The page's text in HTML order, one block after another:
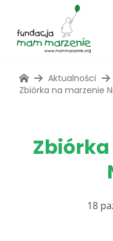
Aktualności
Zbiórka na marzenie
18